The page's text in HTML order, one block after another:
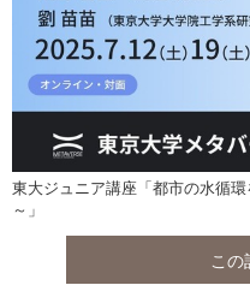
東大ジュニア講座「都市の水循
～」
この